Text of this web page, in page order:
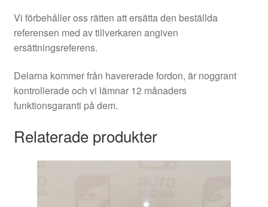
Vi förbehåller oss rätten att ersätta den beställda
referensen med av tillverkaren angiven
ersättningsreferens.
Delarna kommer från havererade fordon, är noggrant
kontrollerade och vi lämnar 12 månaders
funktionsgaranti på dem.
Relaterade produkter